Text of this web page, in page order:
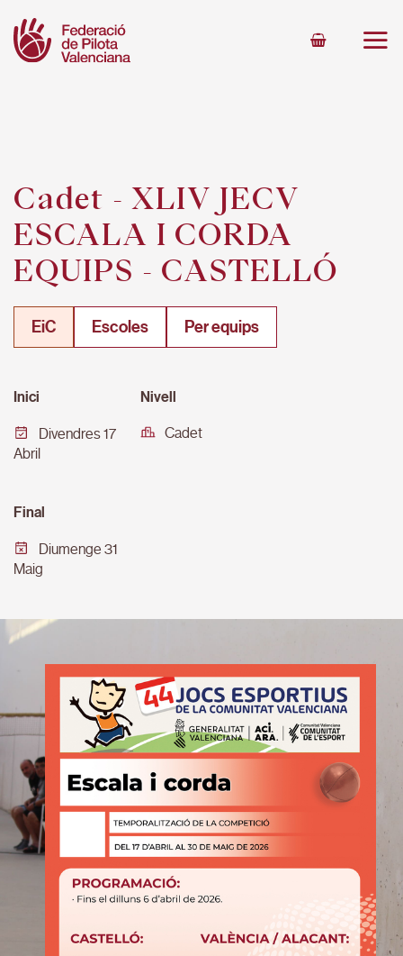
content
Cadet - XLIV JECV
ESCALA I CORDA
EQUIPS - CASTELLÓ
EiC Escoles Per equips
Inici
Divendres 17
Abril
Nivell
Cadet
Final
Diumenge 31
Maig